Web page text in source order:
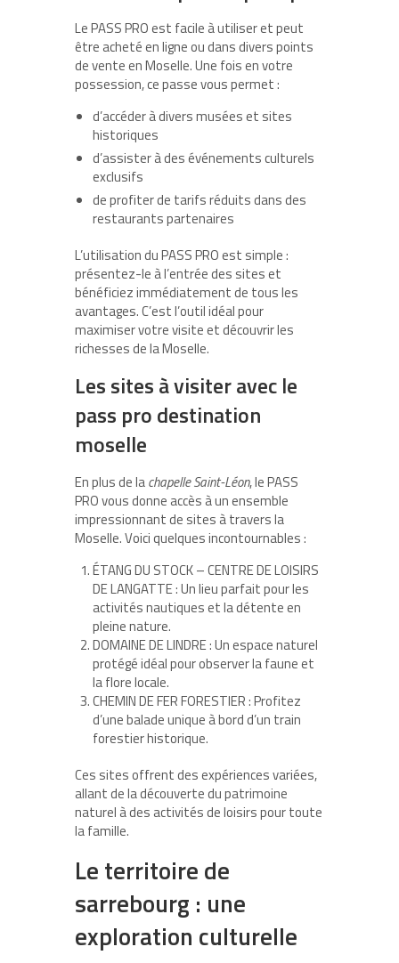
Le PASS PRO est facile à utiliser et peut
être acheté en ligne ou dans divers points
de vente en Moselle. Une fois en votre
possession, ce passe vous permet :
d’accéder à divers musées et sites
historiques
d’assister à des événements culturels
exclusifs
de profiter de tarifs réduits dans des
restaurants partenaires
L’utilisation du PASS PRO est simple :
présentez-le à l’entrée des sites et
bénéficiez immédiatement de tous les
avantages. C’est l’outil idéal pour
maximiser votre visite et découvrir les
richesses de la Moselle.
Les sites à visiter avec le
pass pro destination
moselle
En plus de lachapelle Saint-Léon, le PASS
PRO vous donne accès à un ensemble
impressionnant de sites à travers la
Moselle. Voici quelques incontournables :
ÉTANG DU STOCK – CENTRE DE LOISIRS
DE LANGATTE : Un lieu parfait pour les
activités nautiques et la détente en
pleine nature.
DOMAINE DE LINDRE : Un espace naturel
protégé idéal pour observer la faune et
la flore locale.
CHEMIN DE FER FORESTIER : Profitez
d’une balade unique à bord d’un train
forestier historique.
Ces sites offrent des expériences variées,
allant de la découverte du patrimoine
naturel à des activités de loisirs pour toute
la famille.
Le territoire de
sarrebourg : une
exploration culturelle